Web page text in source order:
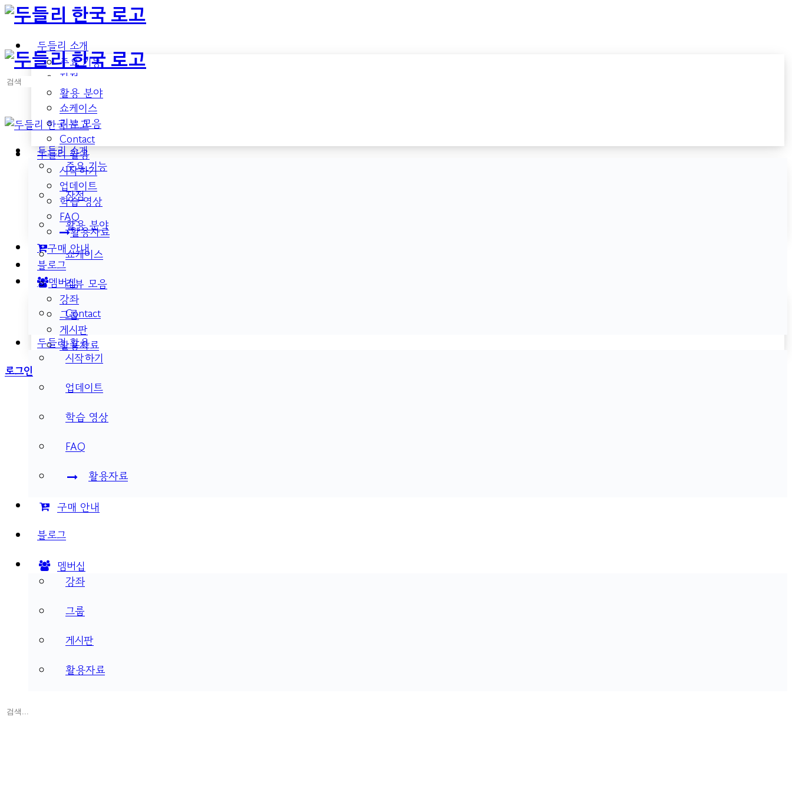
Toggle
Side
Panel
두들리 소개
주요 기능
장점
활용 분야
쇼케이스
리뷰 모음
Contact
두들리 활용
시작하기
업데이트
학습 영상
FAQ
활용자료
구매 안내
블로그
멤버십
강좌
그룹
게시판
활용자료
More
로그인
검
두들리 소개
주요 기능
장점
활용 분야
쇼케이스
리뷰 모음
Contact
두들리 활용
시작하기
업데이트
학습 영상
FAQ
활용자료
구매 안내
블로그
멤버십
강좌
그룹
게시판
활용자료
검